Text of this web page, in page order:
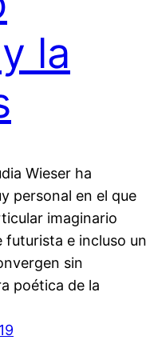
la
Wieser ha
personal en el que
imaginario
futurista e incluso un
sin
poética de la